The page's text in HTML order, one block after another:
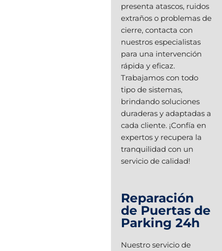
presenta atascos, ruidos
extraños o problemas de
cierre, contacta con
nuestros especialistas
para una intervención
rápida y eficaz.
Trabajamos con todo
tipo de sistemas,
brindando soluciones
duraderas y adaptadas a
cada cliente. ¡Confía en
expertos y recupera la
tranquilidad con un
servicio de calidad!
Reparación
de Puertas de
Parking 24h
Nuestro servicio de